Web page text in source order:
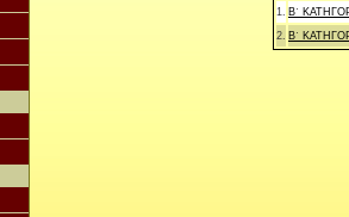
1. Β΄
2. Β΄